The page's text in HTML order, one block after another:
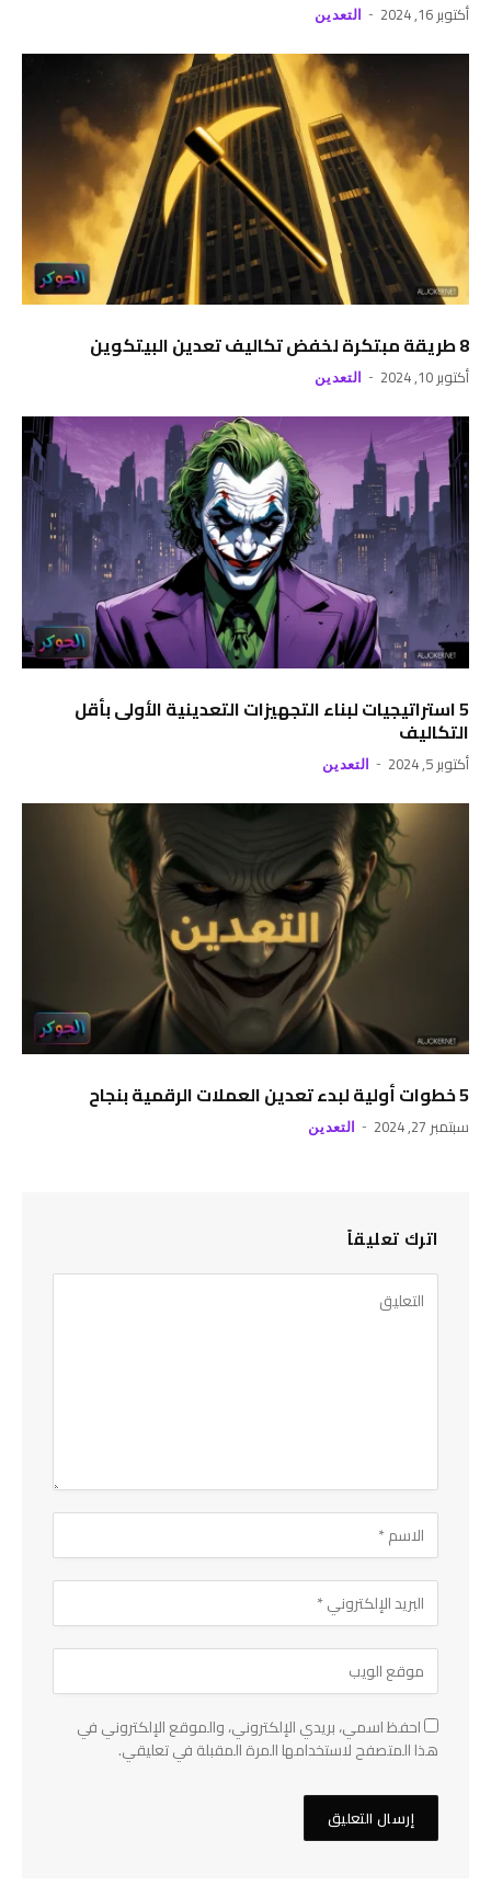
أكتوبر 16, 2024 التعدين
8 طريقة مبتكرة لخفض تكاليف تعدين البيتكوين
أكتوبر 10, 2024 التعدين
5 استراتيجيات لبناء التجهيزات التعدينية الأولى بأقل
التكاليف
أكتوبر 5, 2024 التعدين
5 خطوات أولية لبدء تعدين العملات الرقمية بنجاح
سبتمبر 27, 2024 التعدين
اترك تعليقاً
احفظ اسمي، بريدي الإلكتروني، والموقع الإلكتروني في
هذا المتصفح لاستخدامها المرة المقبلة في تعليقي.